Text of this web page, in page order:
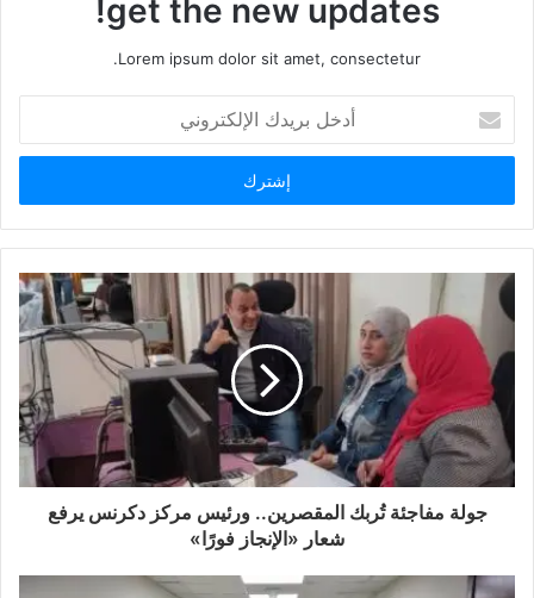
get the new updates!
Lorem ipsum dolor sit amet, consectetur.
بريدك
الإلكتروني
جولة مفاجئة تُربك المقصرين.. ورئيس مركز دكرنس يرفع
شعار «الإنجاز فورًا»